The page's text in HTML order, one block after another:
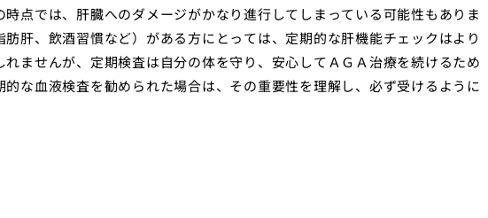
点では、肝臓へのダメージがかなり進行してしまっている可能性もありま
肝、飲酒習慣など）がある方にとっては、定期的な肝機能チェックはより
ませんが、定期検査は自分の体を守り、安心してＡＧＡ治療を続けるため
な血液検査を勧められた場合は、その重要性を理解し、必ず受けるように